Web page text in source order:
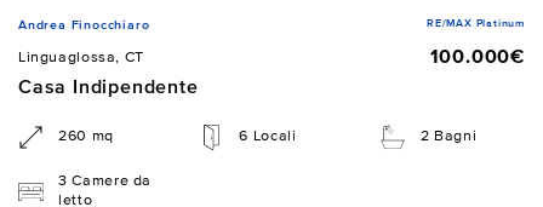
Andrea Finocchiaro RE/MAX Platinum
Linguaglossa, CT
100.000€
Casa Indipendente
260 mq 6 Locali 2 Bagni
3 Camere da
letto